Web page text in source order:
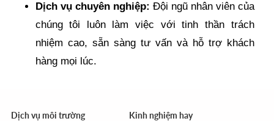
Dịch vụ chuyên nghiệp: Đội ngũ nhân viên của
chúng tôi luôn làm việc với tinh thần trách
nhiệm cao, sẵn sàng tư vấn và hỗ trợ khách
hàng mọi lúc.
Dịch vụ môi trường Kinh nghiệm hay